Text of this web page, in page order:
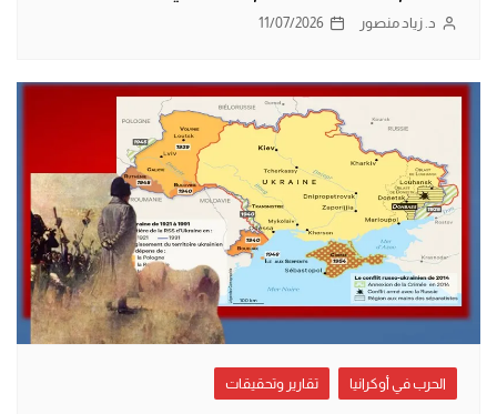
د. زياد منصور 11/07/2026
الحرب في أوكرانيا تقارير وتحقيقات